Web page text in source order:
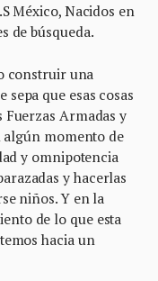
México, Nacidos en
de búsqueda.
construir una
que esas cosas
Fuerzas Armadas y
momento de
y omnipotencia
y hacerlas
niños. Y en la
de lo que esta
hacia un